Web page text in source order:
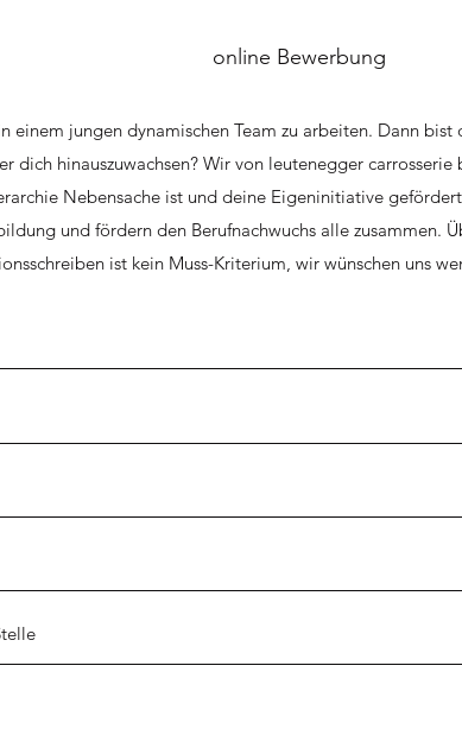
online Bewerbung
einem jungen dynamischen Team zu arbeiten. Dann
dich hinauszuwachsen? Wir von leutenegger
Nebensache ist und deine Eigeninitiative
und fördern den Berufnachwuchs alle zusammen.
ist kein Muss-Kriterium, wir wünschen uns